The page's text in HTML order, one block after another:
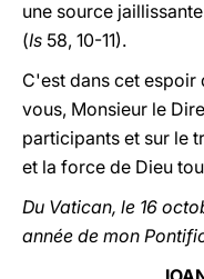
une source
(Is 58, 10-11).
C'est dans cet
vous, Monsieur le
participants et sur le
et la force de Dieu
Du Vatican, le 16
année de mon